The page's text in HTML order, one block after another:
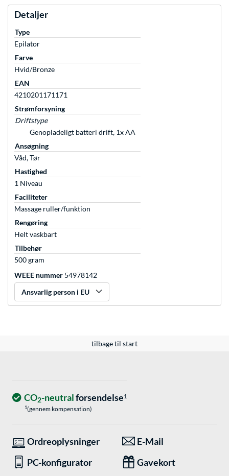
Detaljer
Type
Epilator
Farve
Hvid/Bronze
EAN
4210201171171
Strømforsyning
Driftstype
Genopladeligt batteri drift, 1x AA
Ansøgning
Våd, Tør
Hastighed
1 Niveau
Faciliteter
Massage ruller/funktion
Rengøring
Helt vaskbart
Tilbehør
500 gram
WEEE nummer 54978142
Ansvarlig person i EU
tilbage til start
CO2-neutralforsendelse1
1(gennem kompensation)
Ordreoplysninger
E-Mail
PC-konfigurator
Gavekort